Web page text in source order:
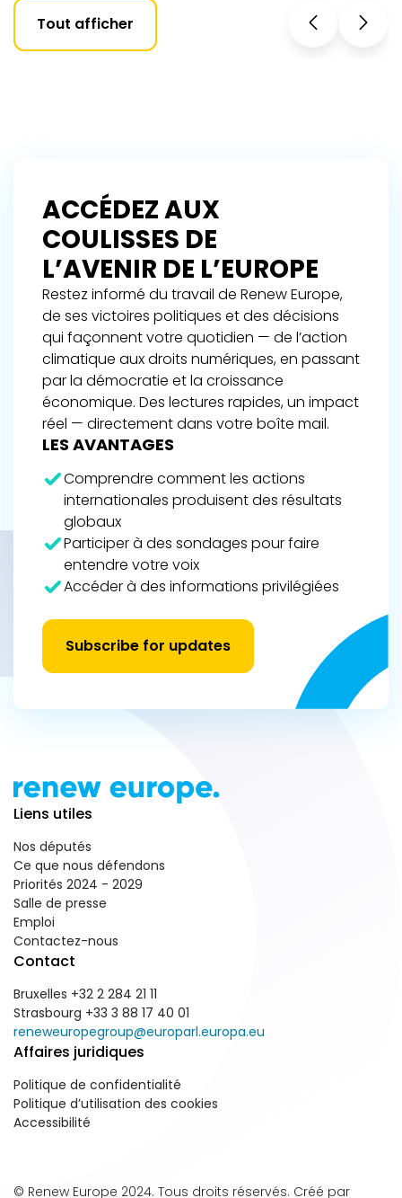
Tout afficher
ACCÉDEZ AUX
COULISSES DE
L’AVENIR DE L’EUROPE
Restez informé du travail de Renew Europe,
de ses victoires politiques et des décisions
qui façonnent votre quotidien — de l’action
climatique aux droits numériques, en passant
par la démocratie et la croissance
économique. Des lectures rapides, un impact
réel — directement dans votre boîte mail.
LES AVANTAGES
Comprendre comment les actions
internationales produisent des résultats
globaux
Participer à des sondages pour faire
entendre votre voix
Accéder à des informations privilégiées
Subscribe for updates
Liens utiles
Nos députés
Ce que nous défendons
Priorités 2024 - 2029
Salle de presse
Emploi
Contactez-nous
Contact
Bruxelles +32 2 284 21 11
Strasbourg +33 3 88 17 40 01
reneweuropegroup@europarl.europa.eu
Affaires juridiques
Politique de confidentialité
Politique d’utilisation des cookies
Accessibilité
© Renew Europe 2024. Tous droits réservés. Créé par